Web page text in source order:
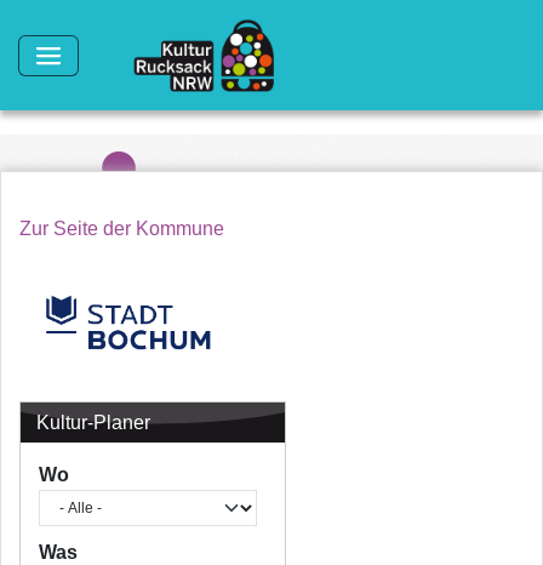
Zur Seite der Kommune
Kultur-Planer
Wo
Was